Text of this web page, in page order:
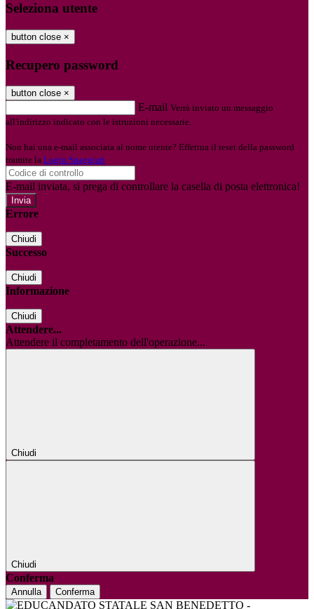
Seleziona utente
button close ×
Recupero password
button close ×
E-mail Verrà inviato un messaggio
all'indirizzo indicato con le istruzioni necessarie.
Non hai una e-mail associata al nome utente? Effettua il reset della password
tramite la Login Spaggiari
E-mail inviata, si prega di controllare la casella di posta elettronica!
Errore
Chiudi
Successo
Chiudi
Informazione
Chiudi
Attendere...
Attendere il completamento dell'operazione...
Chiudi
Chiudi
Conferma
Annulla Conferma